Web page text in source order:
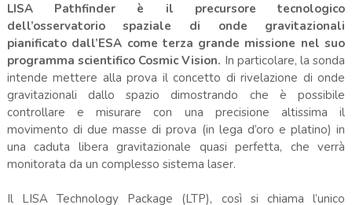
LISA Pathfinder è il precursore tecnologico
dell’osservatorio spaziale di onde gravitazionali
pianificato dall’ESA come terza grande missione nel suo
programma scientifico Cosmic Vision. In particolare, la sonda
intende mettere alla prova il concetto di rivelazione di onde
gravitazionali dallo spazio dimostrando che è possibile
controllare e misurare con una precisione altissima il
movimento di due masse di prova (in lega d’oro e platino) in
una caduta libera gravitazionale quasi perfetta, che verrà
monitorata da un complesso sistema laser.
Il LISA Technology Package (LTP), così si chiama l’unico